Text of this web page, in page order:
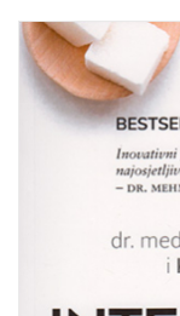
Skip
to
the
end